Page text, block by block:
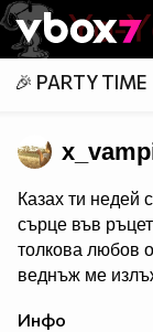
Member of
👾
🎉 PARTY TIME
Казах ти недей
сърце във
толкова любов
веднъж ме
Инфо